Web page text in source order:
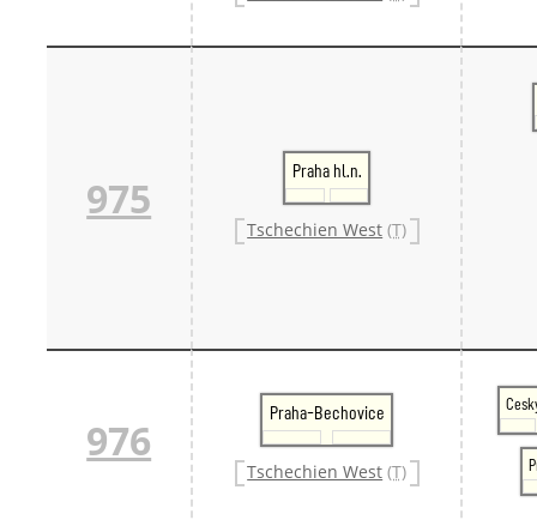
975
Praha hl.n.
Tschechien West (T)
976
Praha-Bechovice
Tschechien West (T)